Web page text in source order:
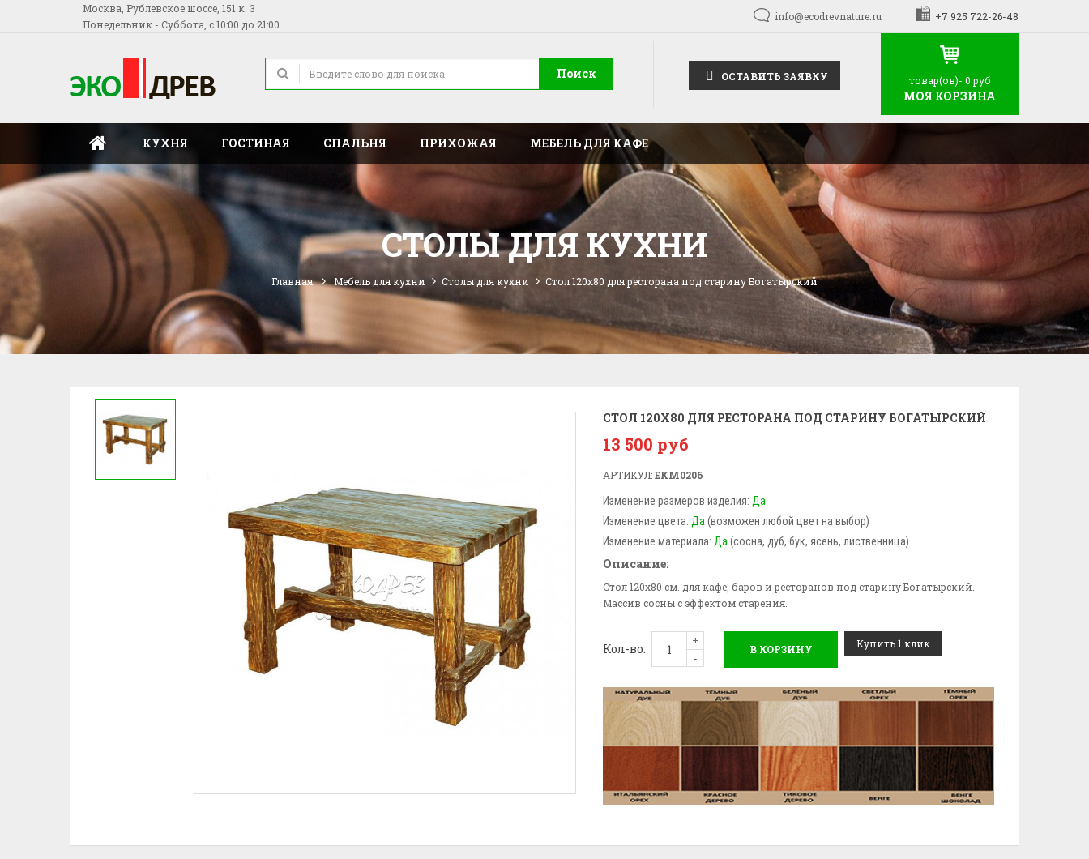
Москва, Рублевское шоссе, 151 к. 3
Понедельник - Суббота, с 10:00 до 21:00
info@ecodrevnature.ru +7 925 722-26-48
Поиск ОСТАВИТЬ ЗАЯВКУ товар(ов)- 0 руб
МОЯ КОРЗИНА
КУХНЯ ГОСТИНАЯ СПАЛЬНЯ ПРИХОЖАЯ МЕБЕЛЬ ДЛЯ КАФЕ
СТОЛЫ ДЛЯ КУХНИ
Главная Мебель для кухни Столы для кухни Стол 120x80 для ресторана под старину Богатырский
СТОЛ 120X80 ДЛЯ РЕСТОРАНА ПОД СТАРИНУ БОГАТЫРСКИЙ
13 500 руб
АРТИКУЛ:ЕКМ0206
Изменение размеров изделия: Да
Изменение цвета: Да (возможен любой цвет на выбор)
Изменение материала: Да (сосна, дуб, бук, ясень, лиственница)
Описание:
Стол 120x80 см. для кафе, баров и ресторанов под старину Богатырский.
Массив сосны с эффектом старения.
Кол-во:
+
-
В КОРЗИНУ Купить 1 клик